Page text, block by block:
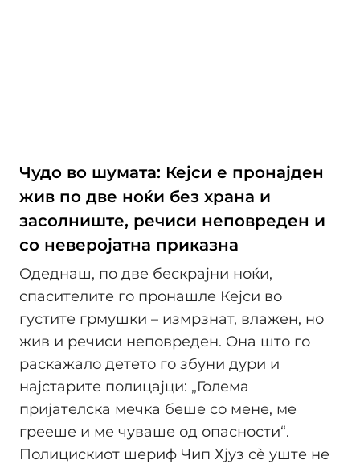
Чудо во шумата: Кејси е пронајден
жив по две ноќи без храна и
засолниште, речиси неповреден и
со неверојатна приказна
Одеднаш, по две бескрајни ноќи,
спасителите го пронашле Кејси во
густите грмушки – измрзнат, влажeн, но
жив и речиси неповреден. Она што го
раскажало детето го збуни дури и
најстарите полицајци: „Голема
пријателска мечка беше со мене, ме
грееше и ме чуваше од опасности“.
Полицискиот шериф Чип Хјуз сè уште не